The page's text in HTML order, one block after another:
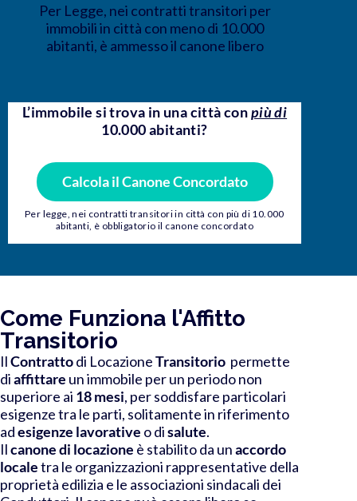
Per Legge, nei contratti transitori per
immobili in città con meno di 10.000
abitanti, è ammesso il canone libero
L’immobile si trova in una città conpiù di
10.000 abitanti?
Calcola il Canone Concordato
Per legge, nei contratti transitori in città con più di 10.000
abitanti, è obbligatorio il canone concordato
Come Funziona l'Affitto
Transitorio
IlContrattodi LocazioneTransitorio permette
diaffittare un immobile per un periodo non
superiore ai 18 mesi, per soddisfare particolari
esigenze tra le parti, solitamente in riferimento
adesigenze lavorative odisalute.
Ilcanone di locazione è stabilito da unaccordo
localetra le organizzazioni rappresentative della
proprietà edilizia e le associazioni sindacali dei